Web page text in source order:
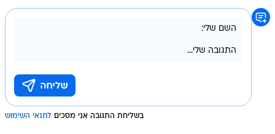
בשליחת התגובה אני מסכים לתנאי השימוש